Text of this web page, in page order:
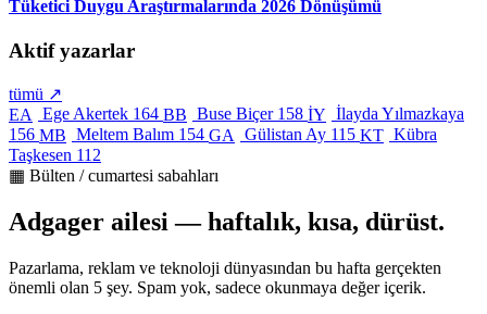
Tüketici Duygu Araştırmalarında 2026 Dönüşümü
Aktif yazarlar
tümü ↗
EA
Ege Akertek 164 BB Buse Biçer 158 İY İlayda Yılmazkaya
156 MB Meltem Balım 154 GA Gülistan Ay 115 KT Kübra
Taşkesen 112
▦ Bülten / cumartesi sabahları
Adgager ailesi — haftalık, kısa, dürüst.
Pazarlama, reklam ve teknoloji dünyasından bu hafta gerçekten
önemli olan 5 şey. Spam yok, sadece okunmaya değer içerik.